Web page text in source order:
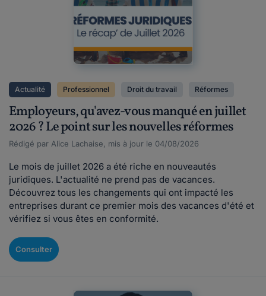
Actualité Professionnel Droit du travail Réformes
Employeurs, qu'avez-vous manqué en juillet
2026 ? Le point sur les nouvelles réformes
Rédigé par Alice Lachaise, mis à jour le 04/08/2026
Le mois de juillet 2026 a été riche en nouveautés
juridiques. L'actualité ne prend pas de vacances.
Découvrez tous les changements qui ont impacté les
entreprises durant ce premier mois des vacances d'été et
vérifiez si vous êtes en conformité.
Consulter